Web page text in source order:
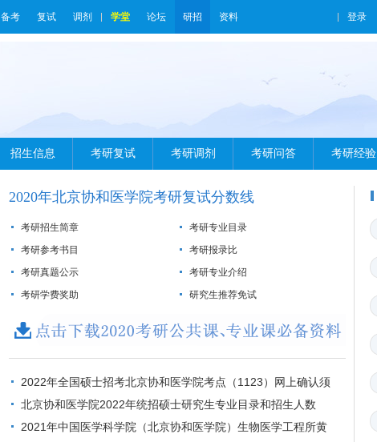
备考 复试 调剂 学堂 论坛 研招 资料 登录
招生信息 考研复试 考研调剂 考研问答 考研经验
2020年北京协和医学院考研复试分数线
考研招生简章
考研专业目录
考研参考书目
考研报录比
考研真题公示
考研专业介绍
考研学费奖助
研究生推荐免试
2022年全国硕士招考北京协和医学院考点（1123）网上确认须
知
北京协和医学院2022年统招硕士研究生专业目录和招生人数
2021年中国医学科学院（北京协和医学院）生物医学工程所黄